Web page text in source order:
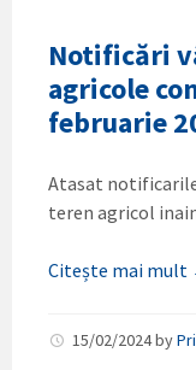
Notificări
agricole
februarie
Atasat
teren agricol
Citește mai mult
15/02/2024by